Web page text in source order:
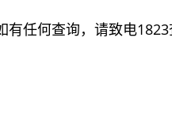
有任何查询，请致电1823